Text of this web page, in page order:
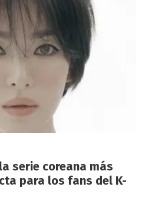
serie coreana más
para los fans del K-